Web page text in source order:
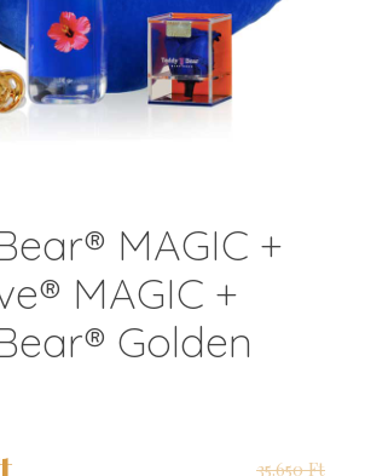
MAGIC +
MAGIC +
Golden
35.650Ft